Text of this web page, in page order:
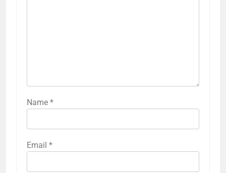
Name *
Email *